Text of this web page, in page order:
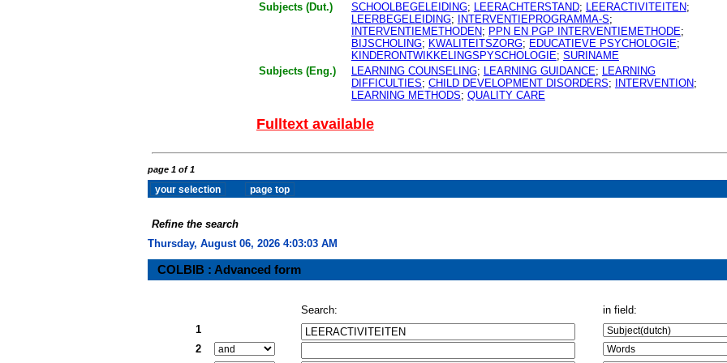
Subjects (Dut.)
SCHOOLBEGELEIDING; LEERACHTERSTAND; LEERACTIVITEITEN;
LEERBEGELEIDING; INTERVENTIEPROGRAMMA-S;
INTERVENTIEMETHODEN; PPN EN PGP INTERVENTIEMETHODE;
BIJSCHOLING; KWALITEITSZORG; EDUCATIEVE PSYCHOLOGIE;
KINDERONTWIKKELINGSPYSCHOLOGIE; SURINAME
Subjects (Eng.)
LEARNING COUNSELING; LEARNING GUIDANCE; LEARNING
DIFFICULTIES; CHILD DEVELOPMENT DISORDERS; INTERVENTION;
LEARNING METHODS; QUALITY CARE
Fulltext available
page 1 of 1
Refine the search
Thursday, August 06, 2026 4:03:04 AM
COLBIB : Advanced form
Search:
in field:
1
2